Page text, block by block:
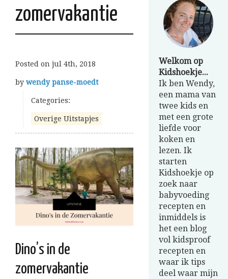
zomervakantie
Posted on jul 4th, 2018
by wendy panse-moedt
Categories:
Overige Uitstapjes
Dino’s in de
zomervakantie
Welkom op
Kidshoekje...
Ik ben Wendy,
een mama van
twee kids en
met een grote
liefde voor
koken en
lezen. Ik
starten
Kidshoekje op
zoek naar
babyvoeding
recepten en
inmiddels is
het een blog
vol kidsproof
recepten en
waar ik tips
deel waar mijn